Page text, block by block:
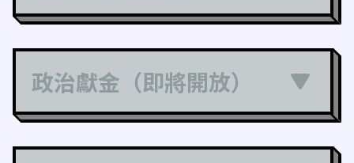
政治獻金（即將開放）